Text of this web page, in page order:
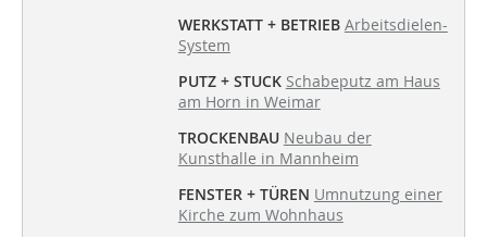
WERKSTATT + BETRIEB Arbeitsdielen-
System
PUTZ + STUCK Schabeputz am Haus
am Horn in Weimar
TROCKENBAU Neubau der
Kunsthalle in Mannheim
FENSTER + TÜREN Umnutzung einer
Kirche zum Wohnhaus